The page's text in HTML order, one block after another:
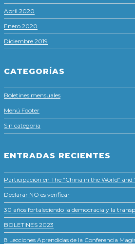
Abril 2020
Enero 2020
Diciembre 2019
CATEGORÍAS
Boletines mensuales
Menú Footer
Sin categoría
ENTRADAS RECIENTES
Participación en The “China in the World”
Declarar NO es verificar
30 años fortaleciendo la democracia y la
BOLETINES 2023
8 Lecciones Aprendidas de la Conferencia